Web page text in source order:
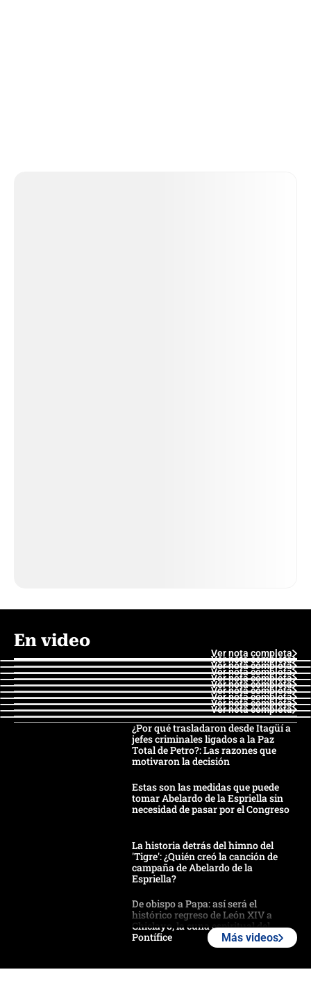
En video
Ver nota completa
Ver nota completa
Ver nota completa
Ver nota completa
Ver nota completa
Ver nota completa
Ver nota completa
Ver nota completa
Ver nota completa
Ver nota completa
¿Por qué trasladaron desde Itagüí a
jefes criminales ligados a la Paz
Total de Petro?: Las razones que
motivaron la decisión
Estas son las medidas que puede
tomar Abelardo de la Espriella sin
necesidad de pasar por el Congreso
La historia detrás del himno del
'Tigre': ¿Quién creó la canción de
campaña de Abelardo de la
Espriella?
De obispo a Papa: así será el
histórico regreso de León XIV a
Chiclayo, la cuna espiritual del
Pontífice
Más videos